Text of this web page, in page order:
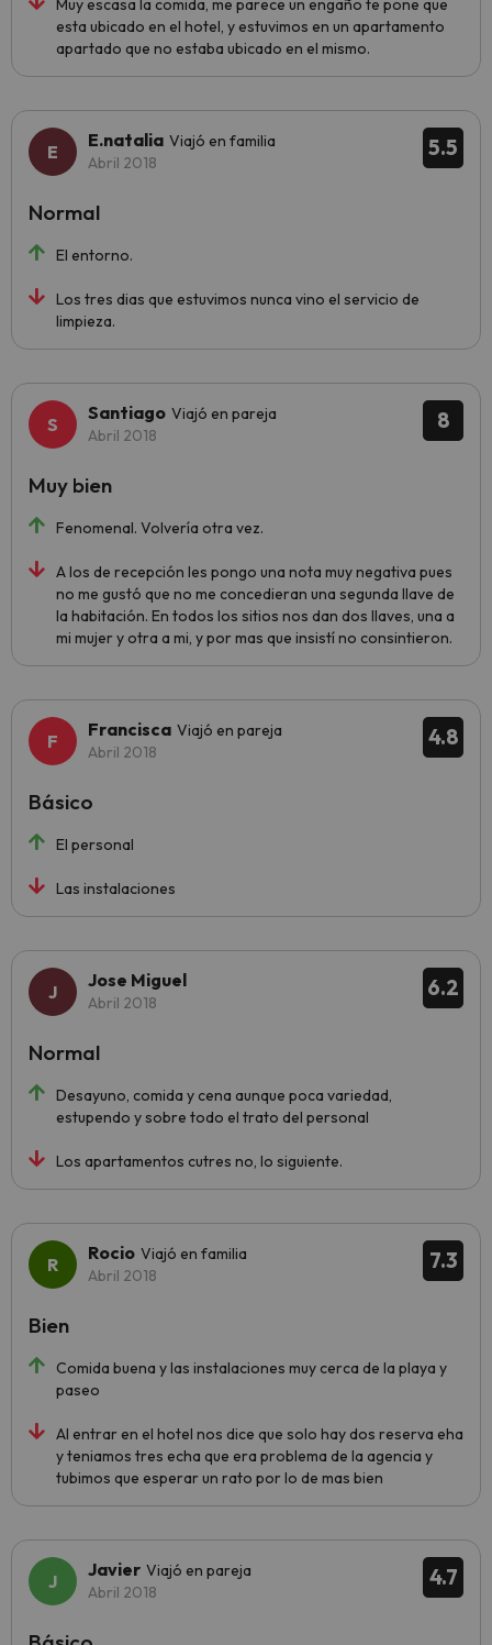
Muy escasa la comida, me parece un engaño te pone que
esta ubicado en el hotel, y estuvimos en un apartamento
apartado que no estaba ubicado en el mismo.
5.5
E.natalia Viajó en familia
Abril 2018
El entorno.
Los tres dias que estuvimos nunca vino el servicio de
limpieza.
Normal
8
Santiago Viajó en pareja
Abril 2018
Fenomenal. Volvería otra vez.
A los de recepción les pongo una nota muy negativa pues
no me gustó que no me concedieran una segunda llave de
la habitación. En todos los sitios nos dan dos llaves, una a
mi mujer y otra a mi, y por mas que insistí no consintieron.
Muy bien
4.8
Francisca Viajó en pareja
Abril 2018
El personal
Las instalaciones
Básico
6.2
Jose Miguel
Abril 2018
Desayuno, comida y cena aunque poca variedad,
estupendo y sobre todo el trato del personal
Los apartamentos cutres no, lo siguiente.
Normal
7.3
Rocio Viajó en familia
Abril 2018
Comida buena y las instalaciones muy cerca de la playa y
paseo
Al entrar en el hotel nos dice que solo hay dos reserva eha
y teniamos tres echa que era problema de la agencia y
tubimos que esperar un rato por lo de mas bien
Bien
4.7
Javier Viajó en pareja
Abril 2018